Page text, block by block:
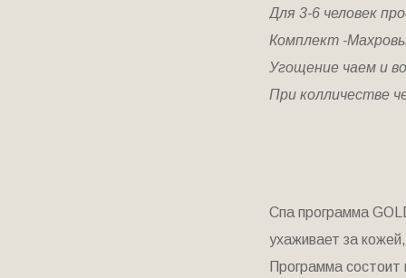
Для 3-6 человек
Комплект -
Угощение чаем и
При колличестве
Спа программа
ухаживает за
Программа состоит